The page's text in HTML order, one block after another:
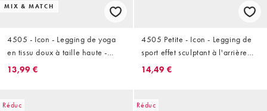
MIX & MATCH
4505 - Icon - Legging de yoga
en tissu doux à taille haute -
Sapin
13,99 €
4505 Petite - Icon - Legging de
sport effet sculptant à l'arrière
avec poche intérieure et taille
14,49 €
Réduc Réduc